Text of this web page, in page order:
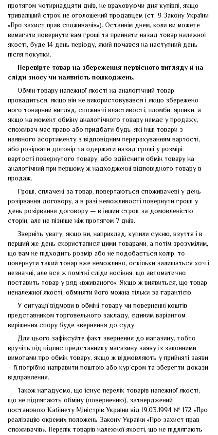
протягом чотирнадцяти днів, не враховуючи дня купівлі, якщо
триваліший строк не оголошений продавцем (ст. 9 Закону України
«Про захист прав споживачів»). Останнім днем, коли ви можете
вимагати повернути вам гроші та прийняти назад товар належної
якості, буде 14 день періоду, який почався на наступний день
після покупки.
Перевірте товар на збереження первісного виглядуй на
сліди зносу чи наявність пошкоджень.
Обмін товару належної якості на аналогічний товар
провадиться, якщо він не використовувався і якщо збережено
його товарний вигляд, споживчі властивості, пломби, ярлики, а
якщо на момент обміну аналогічного товару немає у продажу,
споживач має право або придбати будь-які інші товари з
наявного асортименту з відповідним перерахуванням вартості,
або розірвати договір та одержати назад гроші у розмірі
вартості повернутого товару, або здійснити обмін товару на
аналогічний при першому ж надходженні відповідного товару в
продаж.
Гроші, сплачені за товар, повертаються споживачеві у день
розірвання договору, а в разі неможливості повернути гроші у
день розірвання договору — в інший строк за домовленістю
сторін, але не пізніше ніж протягом 7 днів.
Зверніть увагу, якщо ви, наприклад, купили сукню, взуття і в
перший же день скористалися цими товарами, а потім зрозумілим,
що вам не підходить розмір або не подобається колір, то
повернути такий товар вже неможливо, оскільки залишаться хоч і
незначні, але все ж помітні сліди носіння, що автоматично
поставить товар у ряд «вживаного». Якщо ж виявиться, що товар
неналежної якості, обміняти його можна тільки за гарантією.
У ситуації відмови в обміні товару чи поверненні коштів
представником торговельного закладу, єдиним варіантом
вирішення спору буде звернення до суду.
Для цього зафіксуйте факт звернення до магазину, тобто
вручіть під підпис представнику магазину заяву із законними
вимогами про обмін товару, якщо ж відмовляють у прийняті заяви
– її потрібно направити поштою або кур’єром та зберегти докази
відправлення.
Також нагадуємо, що існує перелік товарів належної якості,
що не підлягають обміну (поверненню), затверджений
постановою Кабінету Міністрів України від 19.03.1994 № 172 «Про
реалізацію окремих положень Закону України «Про захист прав
споживачів». Перелік товарів належної якості, що не підлягають